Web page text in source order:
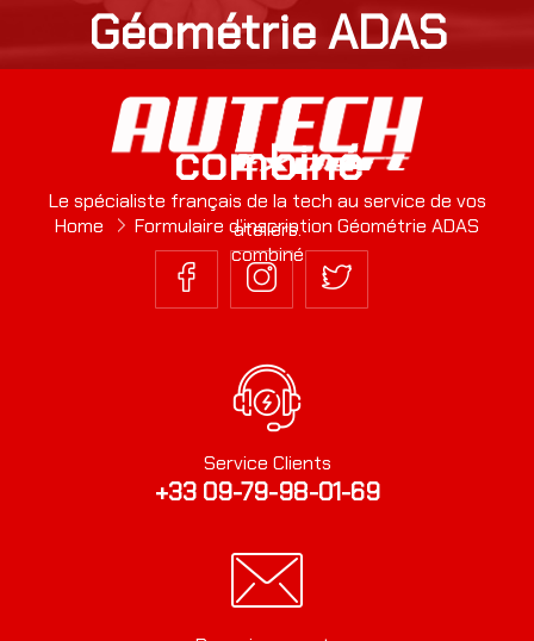
Géométrie ADAS
combiné
Home
Formulaire d’inscription Géométrie ADAS
combiné
Formulaire de contact non trouvé !
Le spécialiste français de la tech au service de vos
ateliers.
Service Clients
+33 09-79-98-01-69